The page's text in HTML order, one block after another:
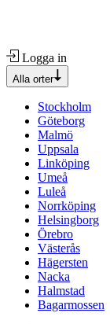
Logga in
Alla orter
Stockholm
Göteborg
Malmö
Uppsala
Linköping
Umeå
Luleå
Norrköping
Helsingborg
Örebro
Västerås
Hägersten
Nacka
Halmstad
Bagarmossen